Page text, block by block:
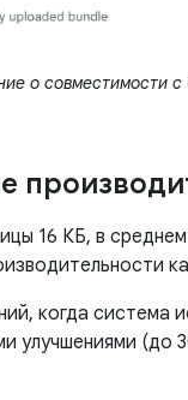
о совместимости с
16 КБ, в
когда система
улучшениями